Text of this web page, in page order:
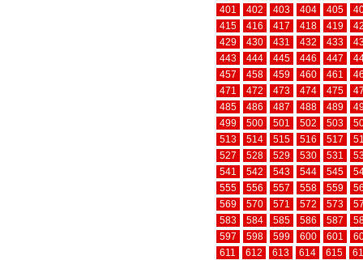
401
402 403 404 405
415
416 417 418 419
429
430 431 432 433
443
444 445 446 447
457
458 459 460 461
471
472 473 474 475
485
486 487 488 489
499
500 501 502 503
513
514 515 516 517
527
528 529 530 531
541
542 543 544 545
555
556 557 558 559
569
570 571 572 573
583
584 585 586 587
597
598 599 600 601
611
612 613 614 615